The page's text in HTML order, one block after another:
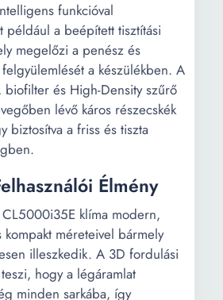
funkcióval
például a beépített tisztítási
megelőzi a penész és
a készülékben. A
biofilter és High-Density szűrő
lévő káros részecskék
biztosítva a friss és tiszta
Élmény
klíma modern,
méreteivel bármely
illeszkedik. A 3D fordulási
hogy a légáramlat
minden sarkába, így